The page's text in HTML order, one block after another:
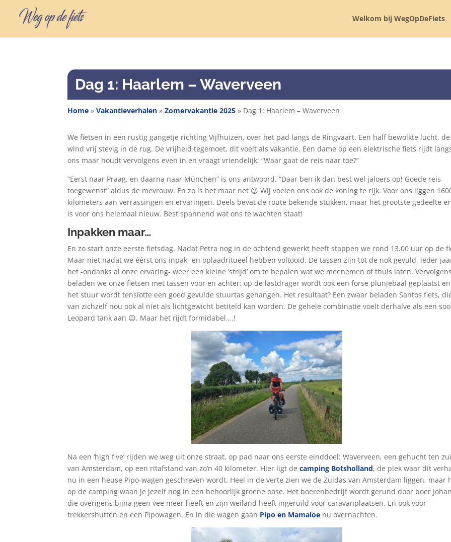
Welkom bij WegOpDeFiets
Dag 1: Haarlem – Waverveen
Home »Vakantieverhalen »Zomervakantie 2025 » Dag 1: Haarlem – Waverveen
We fietsen in een rustig gangetje richting Vijfhuizen, over het pad langs de Ringvaart. Een half bewolkte lucht, de
wind vrij stevig in de rug. De vrijheid tegemoet, dit voelt als vakantie. Een dame op een elektrische fiets rijdt
ons maar houdt vervolgens even in en vraagt vriendelijk: “Waar gaat de reis naar toe?”
“Eerst naar Praag, en daarna naar München” is ons antwoord. “Daar ben ik dan best wel jaloers op! Goede reis
toegewenst” aldus de mevrouw. En zo is het maar net 😉 Wij voelen ons ook de koning te rijk. Voor ons liggen
kilometers aan verrassingen en ervaringen. Deels bevat de route bekende stukken, maar het grootste gedeelte
is voor ons helemaal nieuw. Best spannend wat ons te wachten staat!
Inpakken maar…
En zo start onze eerste fietsdag. Nadat Petra nog in de ochtend gewerkt heeft stappen we rond 13.00 uur op de
Maar niet nadat we éérst ons inpak- en oplaadritueel hebben voltooid. De tassen zijn tot de nok gevuld, ieder
het -ondanks al onze ervaring- weer een kleine ‘strijd’ om te bepalen wat we meenemen of thuis laten. Vervolgens
beladen we onze fietsen met tassen voor en achter; op de lastdrager wordt ook een forse plunjebaal geplaatst
het stuur wordt tenslotte een goed gevulde stuurtas gehangen. Het resultaat? Een zwaar beladen Santos fiets,
van zichzelf nou ook al niet als lichtgewicht betiteld kan worden. De gehele combinatie voelt derhalve als een
Leopard tank aan 😉. Maar het rijdt formidabel….!
Na een ‘high five’ rijden we weg uit onze straat, op pad naar ons eerste einddoel: Waverveen, een gehucht ten
van Amsterdam, op een ritafstand van zo’n 40 kilometer. Hier ligt decamping Botsholland, de plek waar dit
nu in een heuse Pipo-wagen geschreven wordt. Heel in de verte zien we de Zuidas van Amsterdam liggen, maar
op de camping waan je jezelf nog in een behoorlijk groene oase. Het boerenbedrijf wordt gerund door boer
die overigens bijna geen vee meer heeft en zijn weiland heeft ingeruild voor caravanplaatsen. En ook voor
trekkershutten en een Pipowagen. En in die wagen gaan Pipo en Mamaloe nu overnachten.